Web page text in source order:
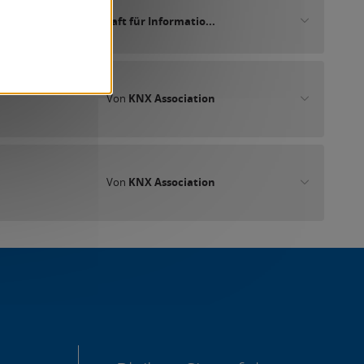
IT Gesellschaft für Informatio...
Von KNX Association
Von KNX Association